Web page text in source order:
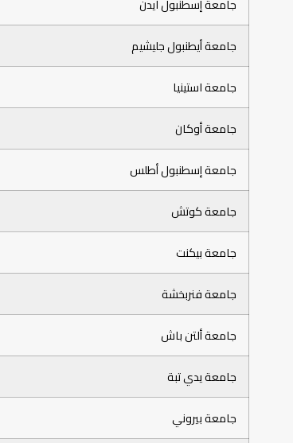
جامعة إسطنبول آيدن
جامعة أيطنبول جليشيم
جامعة استينيا
جامعة أوكان
جامعة إسطنبول أطلس
جامعة كوتش
جامعة بيكنت
جامعة فنربخشة
جامعة ألتن باش
جامعة يدي تبة
جامعة بيروني